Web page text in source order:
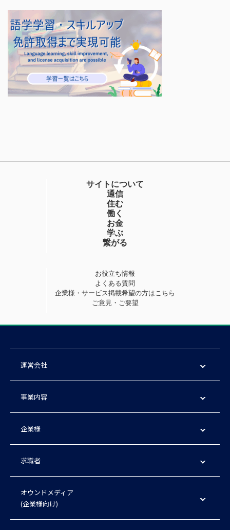
サイトについて
通信
住む
働く
お金
学ぶ
繋がる
お役立ち情報
よくある質問
企業様・サービス掲載希望の方はこちら
ご意見・ご要望
運営会社
事業内容
企業様
求職者
オウンドメディア
(企業様向け)